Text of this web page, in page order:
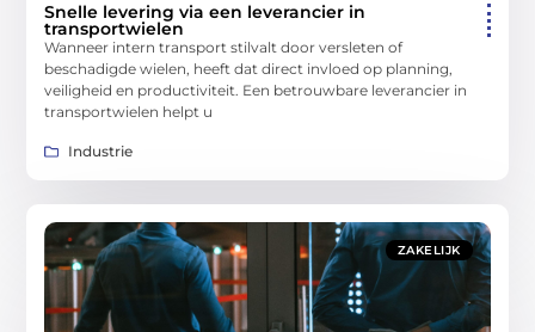
Snelle levering via een leverancier in
transportwielen
Wanneer intern transport stilvalt door versleten of
beschadigde wielen, heeft dat direct invloed op planning,
veiligheid en productiviteit. Een betrouwbare leverancier in
transportwielen helpt u
Industrie
ZAKELIJK